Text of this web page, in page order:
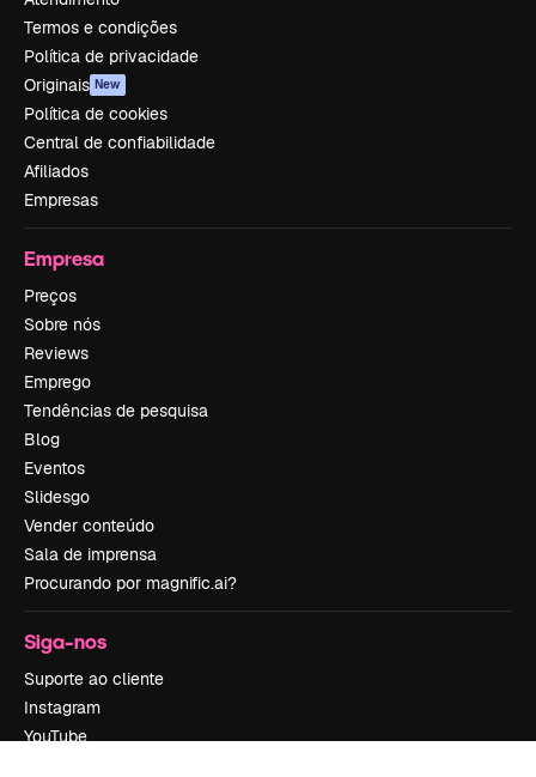
Termos e condições
Política de privacidade
Originais New
Política de cookies
Central de confiabilidade
Afiliados
Empresas
Empresa
Preços
Sobre nós
Reviews
Emprego
Tendências de pesquisa
Blog
Eventos
Slidesgo
Vender conteúdo
Sala de imprensa
Procurando por magnific.ai?
Siga-nos
Suporte ao cliente
Instagram
YouTube